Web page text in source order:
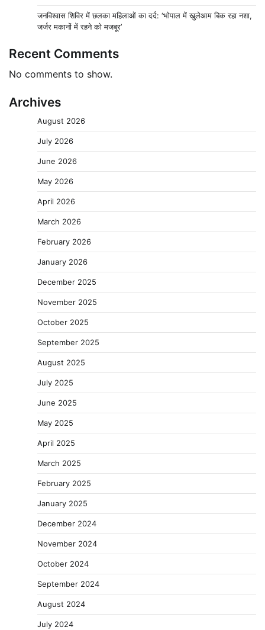
जनविश्वास शिविर में छलका महिलाओं का दर्द: ‘भोपाल में खुलेआम बिक रहा नशा,
जर्जर मकानों में रहने को मजबूर’
Recent Comments
No comments to show.
Archives
August 2026
July 2026
June 2026
May 2026
April 2026
March 2026
February 2026
January 2026
December 2025
November 2025
October 2025
September 2025
August 2025
July 2025
June 2025
May 2025
April 2025
March 2025
February 2025
January 2025
December 2024
November 2024
October 2024
September 2024
August 2024
July 2024